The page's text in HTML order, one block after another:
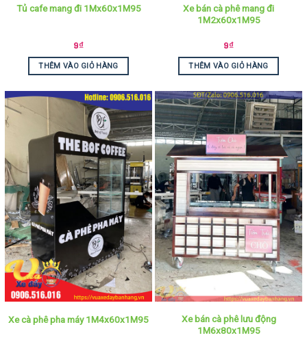
Tủ cafe mang đi 1Mx60x1M95
9₫
THÊM VÀO GIỎ HÀNG
Xe bán cà phê mang đi
1M2x60x1M95
9₫
THÊM VÀO GIỎ HÀNG
Xe cà phê pha máy 1M4x60x1M95
Xe bán cà phê lưu động
1M6x80x1M95